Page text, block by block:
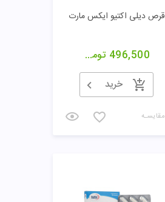
قرص دیلی اکتیو ایکس مارت
496,500 تومان
خرید
مقایسـه